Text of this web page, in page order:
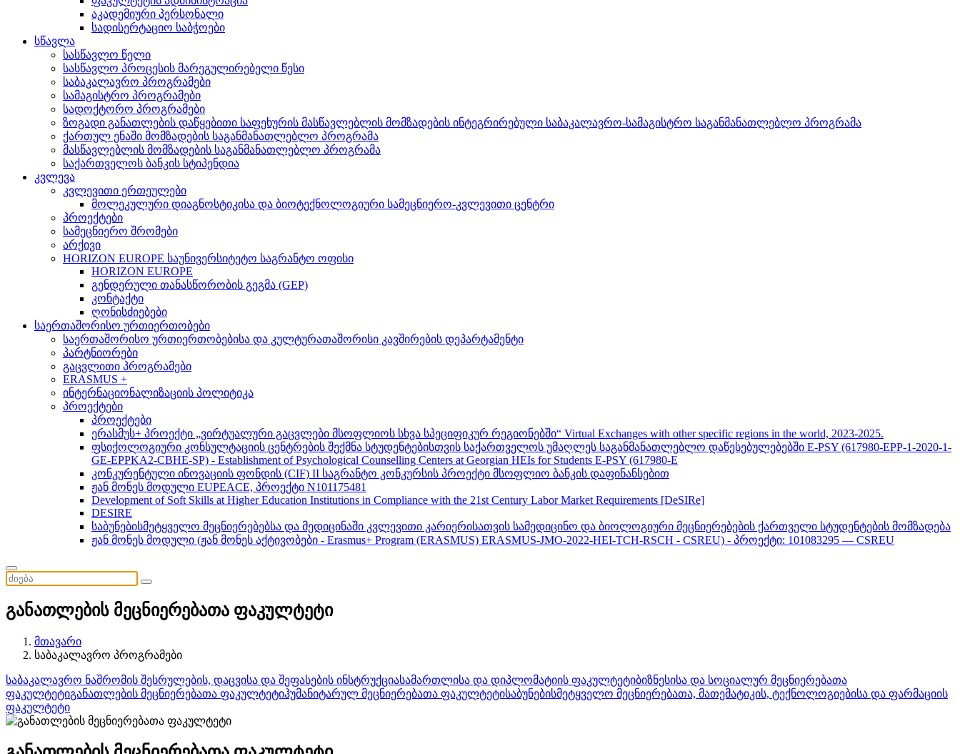
აკადემიური პერსონალი
სადისერტაციო საბჭოები
სწავლა
სასწავლო წელი
სასწავლო პროცესის მარეგულირებელი წესი
საბაკალავრო პროგრამები
სამაგისტრო პროგრამები
სადოქტორო პროგრამები
ზოგადი განათლების დაწყებითი საფეხურის მასწავლებლის მომზადების ინტეგრირებული საბაკალავრო-სამაგისტრო საგანმანათლებლო პროგრამა
ქართულ ენაში მომზადების საგანმანათლებლო პროგრამა
მასწავლებლის მომზადების საგანმანათლებლო პროგრამა
საქართველოს ბანკის სტიპენდია
კვლევა
კვლევითი ერთეულები
მოლეკულური დიაგნოსტიკისა და ბიოტექნოლოგიური სამეცნიერო-კვლევითი ცენტრი
პროექტები
სამეცნიერო შრომები
არქივი
HORIZON EUROPE საუნივერსიტეტო საგრანტო ოფისი
HORIZON EUROPE
გენდერული თანასწორობის გეგმა (GEP)
კონტაქტი
ღონისძიებები
საერთაშორისო ურთიერთობები
საერთაშორისო ურთიერთობებისა და კულტურათაშორისი კავშირების დეპარტამენტი
პარტნიორები
გაცვლითი პროგრამები
ERASMUS +
ინტერნაციონალიზაციის პოლიტიკა
პროექტები
პროექტები
ერასმუს+ პროექტი „ვირტუალური გაცვლები მსოფლიოს სხვა სპეციფიკურ რეგიონებში“ Virtual Exchanges with other specific regions in the world, 2023-2025.
ფსიქოლოგიური კონსულტაციის ცენტრების შექმნა სტუდენტებისთვის საქართველოს უმაღლეს საგანმანათლებლო დაწესებულებებში E-PSY (617980-EPP-1-2020-1-
GE-EPPKA2-CBHE-SP) - Establishment of Psychological Counselling Centers at Georgian HEIs for Students E-PSY (617980-E
კონკურენტული ინოვაციის ფონდის (CIF) II საგრანტო კონკურსის პროექტი მსოფლიო ბანკის დაფინანსებით
ჟან მონეს მოდული EUPEACE, პროექტი N101175481
Development of Soft Skills at Higher Education Institutions in Compliance with the 21st Century Labor Market Requirements [DeSIRe]
DESIRE
საბუნებისმეტყველო მეცნიერებებსა და მედიცინაში კვლევითი კარიერისათვის სამედიცინო და ბიოლოგიური მეცნიერებების ქართველი სტუდენტების მომზადება
ჟან მონეს მოდული (ჟან მონეს აქტივობები - Erasmus+ Program (ERASMUS) ERASMUS-JMO-2022-HEI-TCH-RSCH - CSREU) - პროექტი: 101083295 — CSREU
განათლების მეცნიერებათა ფაკულტეტი
მთავარი
საბაკალავრო პროგრამები
საბაკალავრო ნაშრომის შესრულების, დაცვისა და შეფასების ინსტრუქციასამართლისა და დიპლომატიის ფაკულტეტიბიზნესისა და სოციალურ მეცნიერებათა
ფაკულტეტიგანათლების მეცნიერებათა ფაკულტეტიჰუმანიტარულ მეცნიერებათა ფაკულტეტისაბუნებისმეტყველო მეცნიერებათა, მათემატიკის, ტექნოლოგიებისა და ფარმაციის
ფაკულტეტი